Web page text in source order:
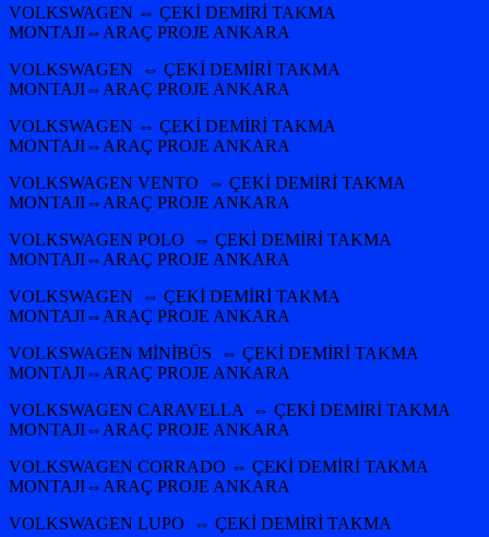
VOLKSWAGEN ⇔ ÇEKİ DEMİRİ TAKMA
MONTAJI⇔ARAÇ PROJE ANKARA
VOLKSWAGEN ⇔ ÇEKİ DEMİRİ TAKMA
MONTAJI⇔ARAÇ PROJE ANKARA
VOLKSWAGEN ⇔ ÇEKİ DEMİRİ TAKMA
MONTAJI⇔ARAÇ PROJE ANKARA
VOLKSWAGEN VENTO ⇔ ÇEKİ DEMİRİ TAKMA
MONTAJI⇔ARAÇ PROJE ANKARA
VOLKSWAGEN POLO ⇔ ÇEKİ DEMİRİ TAKMA
MONTAJI⇔ARAÇ PROJE ANKARA
VOLKSWAGEN ⇔ ÇEKİ DEMİRİ TAKMA
MONTAJI⇔ARAÇ PROJE ANKARA
VOLKSWAGEN MİNİBÜS ⇔ ÇEKİ DEMİRİ TAKMA
MONTAJI⇔ARAÇ PROJE ANKARA
VOLKSWAGEN CARAVELLA ⇔ ÇEKİ DEMİRİ TAKMA
MONTAJI⇔ARAÇ PROJE ANKARA
VOLKSWAGEN CORRADO ⇔ ÇEKİ DEMİRİ TAKMA
MONTAJI⇔ARAÇ PROJE ANKARA
VOLKSWAGEN LUPO ⇔ ÇEKİ DEMİRİ TAKMA